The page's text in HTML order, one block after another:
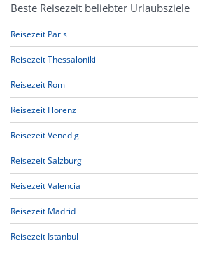
Beste Reisezeit beliebter Urlaubsziele
Reisezeit Paris
Reisezeit Thessaloniki
Reisezeit Rom
Reisezeit Florenz
Reisezeit Venedig
Reisezeit Salzburg
Reisezeit Valencia
Reisezeit Madrid
Reisezeit Istanbul